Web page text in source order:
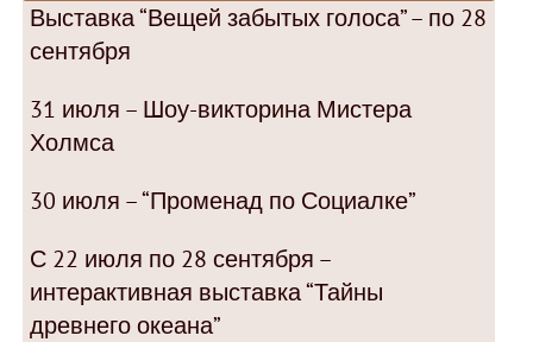
Выставка “Вещей забытых голоса” – по 28
сентября
31 июля – Шоу-викторина Мистера
Холмса
30 июля – “Променад по Социалке”
С 22 июля по 28 сентября –
интерактивная выставка “Тайны
древнего океана”